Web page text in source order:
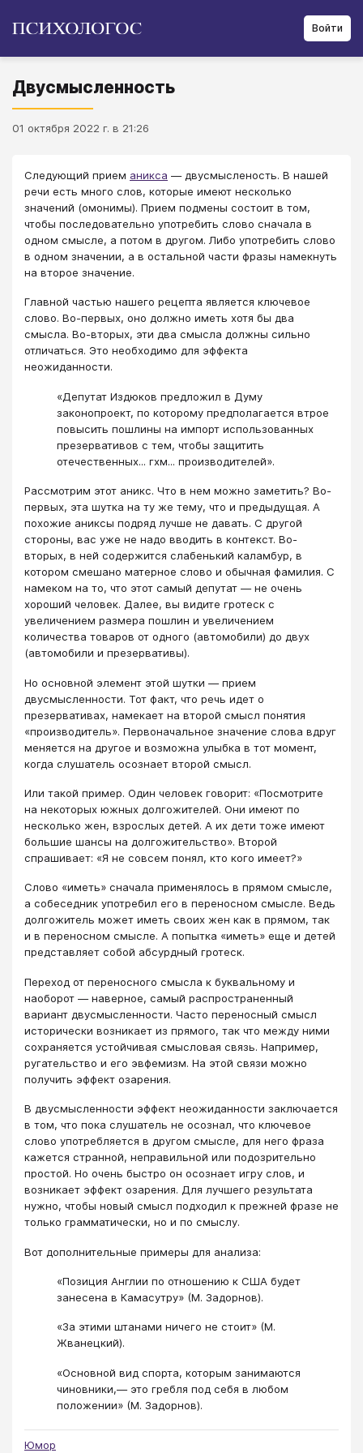
Войти
Двусмысленность
01 октября 2022 г. в 21:26
Следующий прием аникса ― двусмысленость. В нашей
речи есть много слов, которые имеют несколько
значений (омонимы). Прием подмены состоит в том,
чтобы последовательно употребить слово сначала в
одном смысле, а потом в другом. Либо употребить слово
в одном значении, а в остальной части фразы намекнуть
на второе значение.
Главной частью нашего рецепта является ключевое
слово. Во-первых, оно должно иметь хотя бы два
смысла. Во-вторых, эти два смысла должны сильно
отличаться. Это необходимо для эффекта
неожиданности.
«Депутат Издюков предложил в Думу
законопроект, по которому предполагается втрое
повысить пошлины на импорт использованных
презервативов с тем, чтобы защитить
отечественных... гхм... производителей».
Рассмотрим этот аникс. Что в нем можно заметить? Во-
первых, эта шутка на ту же тему, что и предыдущая. А
похожие аниксы подряд лучше не давать. С другой
стороны, вас уже не надо вводить в контекст. Во-
вторых, в ней содержится слабенький каламбур, в
котором смешано матерное слово и обычная фамилия. С
намеком на то, что этот самый депутат ― не очень
хороший человек. Далее, вы видите гротеск с
увеличением размера пошлин и увеличением
количества товаров от одного (автомобили) до двух
(автомобили и презервативы).
Но основной элемент этой шутки ― прием
двусмысленности. Тот факт, что речь идет о
презервативах, намекает на второй смысл понятия
«производитель». Первоначальное значение слова вдруг
меняется на другое и возможна улыбка в тот момент,
когда слушатель осознает второй смысл.
Или такой пример. Один человек говорит: «Посмотрите
на некоторых южных долгожителей. Они имеют по
несколько жен, взрослых детей. А их дети тоже имеют
большие шансы на долгожительство». Второй
спрашивает: «Я не совсем понял, кто кого имеет?»
Слово «иметь» сначала применялось в прямом смысле,
а собеседник употребил его в переносном смысле. Ведь
долгожитель может иметь своих жен как в прямом, так
и в переносном смысле. А попытка «иметь» еще и детей
представляет собой абсурдный гротеск.
Переход от переносного смысла к буквальному и
наоборот ― наверное, самый распространенный
вариант двусмысленности. Часто переносный смысл
исторически возникает из прямого, так что между ними
сохраняется устойчивая смысловая связь. Например,
ругательство и его эвфемизм. На этой связи можно
получить эффект озарения.
В двусмысленности эффект неожиданности заключается
в том, что пока слушатель не осознал, что ключевое
слово употребляется в другом смысле, для него фраза
кажется странной, неправильной или подозрительно
простой. Но очень быстро он осознает игру слов, и
возникает эффект озарения. Для лучшего результата
нужно, чтобы новый смысл подходил к прежней фразе не
только грамматически, но и по смыслу.
Вот дополнительные примеры для анализа:
«Позиция Англии по отношению к США будет
занесена в Камасутру» (М. Задорнов).
«За этими штанами ничего не стоит» (М.
Жванецкий).
«Основной вид спорта, которым занимаются
чиновники,― это гребля под себя в любом
положении» (М. Задорнов).
Юмор